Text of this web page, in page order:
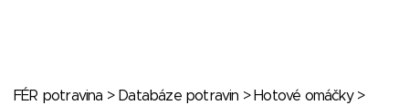
FÉR potravina > Databáze potravin > Hotové omáčky>